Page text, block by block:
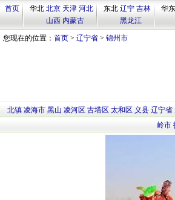
首页 华北 北京 天津 河北
山西 内蒙古
东北 辽宁 吉林
黑龙江
华东
您现在的位置： 首页 > 辽宁省 > 锦州市
北镇 凌海市 黑山 凌河区 古塔区 太和区 义县 辽宁省
岭市